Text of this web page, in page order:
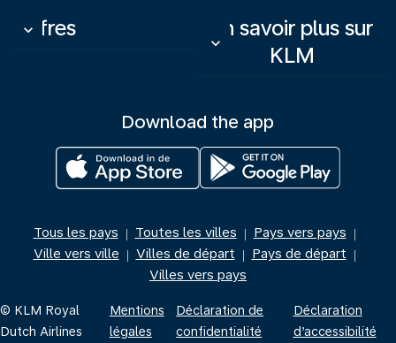
Offres
keyboard_arrow_down
En savoir plus sur
KLM
keyboard_arrow_down
Download the app
Tous les pays | Toutes les villes | Pays vers pays |
Ville vers ville | Villes de départ | Pays de départ |
Villes vers pays
© KLM Royal
Dutch Airlines
Mentions
légales
Déclaration de
confidentialité
Déclaration
d’accessibilité